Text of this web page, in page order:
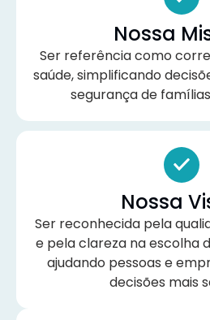
Nossa
Ser referência como
saúde, simplificando
segurança de
Nossa
Ser reconhecida pela
e pela clareza na escolha
ajudando pessoas e
decisões mais